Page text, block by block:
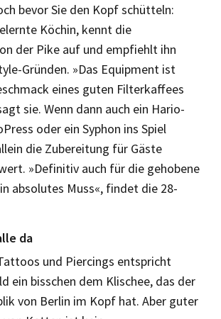
bevor Sie den Kopf schütteln:
Köchin, kennt die
der Pike auf und empfiehlt ihn
Gründen. »Das Equipment ist
eines guten Filterkaffees
sie. Wenn dann auch ein Hario-
oder ein Syphon ins Spiel
die Zubereitung für Gäste
»Definitiv auch für die gehobene
absolutes Muss«, findet die 28-
da
und Piercings entspricht
ein bisschen dem Klischee, das der
von Berlin im Kopf hat. Aber guter